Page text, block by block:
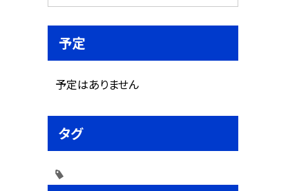
予定
予定はありません
タグ